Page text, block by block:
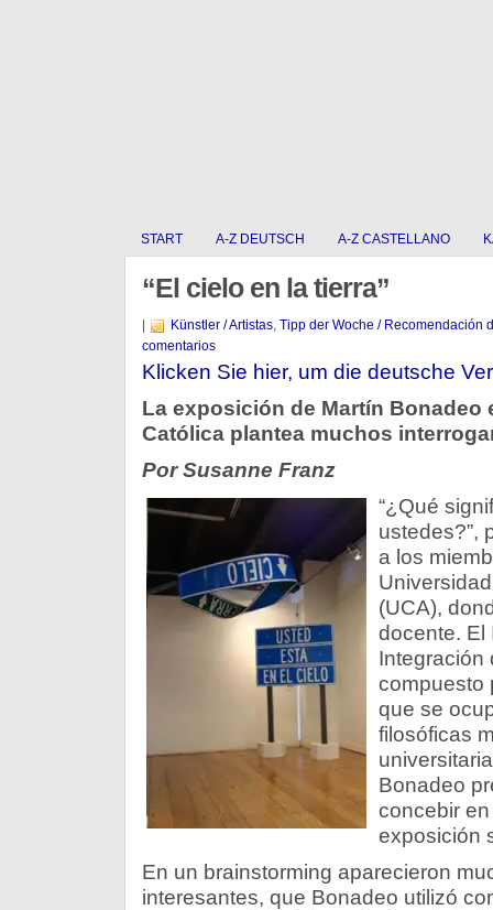
START A-Z DEUTSCH A-Z CASTELLANO
“El cielo en la tierra”
Künstler / Artistas, Tipp der Woche / Recomendación
comentarios
Klicken Sie hier, um die deutsche
La exposición de Martín Bonadeo
Católica plantea muchos
Por Susanne Franz
“¿Qué
ustedes?”,
a los
(UCA),
docente. El
Integración
compuesto
que se
filosóficas
Bonadeo
concebir
exposición
En un brainstorming aparecieron
interesantes, que Bonadeo utilizó